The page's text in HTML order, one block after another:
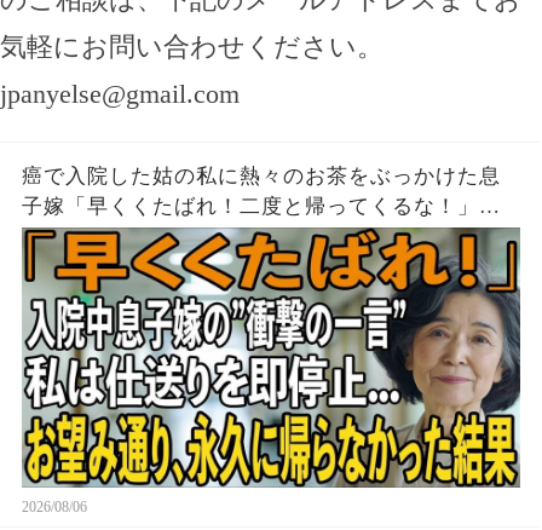
気軽にお問い合わせください。
jpanyelse@gmail.com
癌で入院した姑の私に熱々のお茶をぶっかけた息
子嫁「早くくたばれ！二度と帰ってくるな！」→
お望みどおり私は息子夫婦へ仕送りを停止し、永
久に帰らなかった結果
2026/08/06